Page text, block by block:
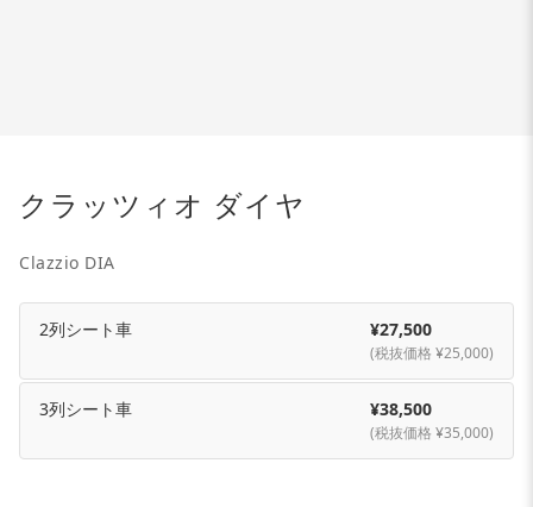
クラッツィオ ダイヤ
Clazzio DIA
2列シート車 ¥27,500
(税抜価格 ¥25,000)
3列シート車 ¥38,500
(税抜価格 ¥35,000)